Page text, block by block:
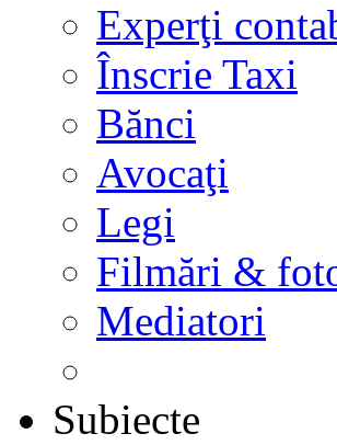
Experţi
Înscrie Taxi
Bănci
Avocaţi
Legi
Filmări &
Mediatori
Subiecte